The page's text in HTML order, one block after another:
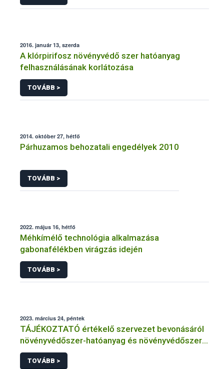
2016. január 13, szerda
A klórpirifosz növényvédő szer hatóanyag
felhasználásának korlátozása
TOVÁBB >
2014. október 27, hétfő
Párhuzamos behozatali engedélyek 2010
TOVÁBB >
2022. május 16, hétfő
Méhkímélő technológia alkalmazása
gabonafélékben virágzás idején
TOVÁBB >
2023. március 24, péntek
TÁJÉKOZTATÓ értékelő szervezet bevonásáról
növényvédőszer-hatóanyag és növényvédőszer
engedélyezésére, továbbá a meglévő engedély
meghosszabbítására vagy módosítására irányuló
TOVÁBB >